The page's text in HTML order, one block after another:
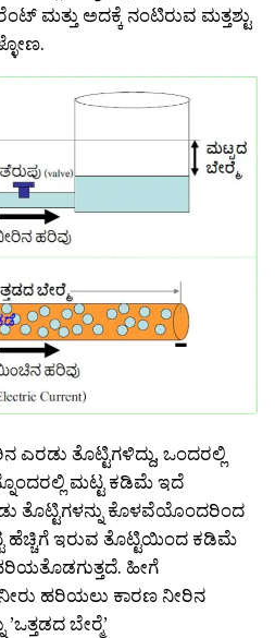
ಅದಕ್ಕೆ ನಂಟಿರುವ ಮತ್ತಶ್ಟು
ಎರಡು ತೊಟ್ಟಿಗಳಿದ್ದು, ಒಂದರಲ್ಲಿ
ಮಟ್ಟ ಕಡಿಮೆ ಇದೆ
ತೊಟ್ಟಿಗಳನ್ನು ಕೊಳವೆಯೊಂದರಿಂದ
ಹೆಚ್ಚಿಗೆ ಇರುವ ತೊಟ್ಟಿಯಿಂದ ಕಡಿಮೆ
ಹೀಗೆ
ಹರಿಯಲು ಕಾರಣ ನೀರಿನ
ಬೇರ‍್ಮೆ’